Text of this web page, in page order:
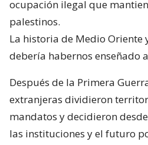
ocupación ilegal que
palestinos.
La historia de Medio Oriente
debería habernos enseñado
Después de la Primera
extranjeras dividieron
mandatos y decidieron
las instituciones y el futuro